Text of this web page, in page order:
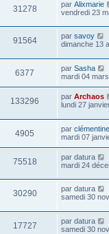
31278 par Alixmarie
vendredi 23
91564 par savoy
dimanche 13
6377 par Sasha
mardi 04
133296 par Archaos
lundi 27
4905 par clémentine
mardi 07
75518 par datura
mardi 24
30290 par datura
samedi 30
17727 par datura
samedi 30